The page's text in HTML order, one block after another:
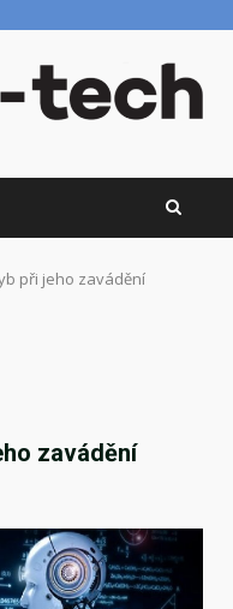
při jeho zavádění
zavádění